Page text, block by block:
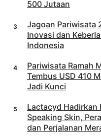
500 Jutaan
Jagoan Pariwisata
Inovasi dan
Indonesia
Pariwisata Ramah
Tembus USD 410
Jadi Kunci
Lactacyd Hadirkan
Speaking Skin,
dan Perjalanan